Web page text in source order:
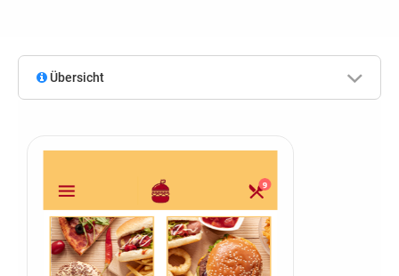
Übersicht